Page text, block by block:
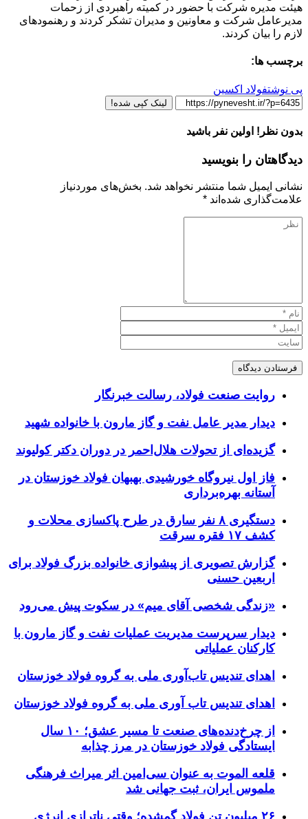
هیئت مدیره شرکت با حضور در کمیته راهبردی از زحمات
مدیرعامل شرکت و معاونین و مدیران تشکر کردند و رهنمودهای
لازم را بیان کردند.
برچسب ها:
پی نوشتفولاد اکسین
لینک کپی شده!
بدون نظر! اولین نفر باشید
دیدگاهتان را بنویسید
نشانی ایمیل شما منتشر نخواهد شد. بخش‌های موردنیاز
علامت‌گذاری شده‌اند *
روایت صنعت فولاد،‌ رسالت خبرنگار
دیدار مدیر عامل نفت و گاز مارون با خانواده شهید
گزیده‌ای از تحولات هلال‌احمر در دوران دکتر کولیوند
فاز اول نیروگاه خورشیدی بهبهان فولاد خوزستان در
آستانه بهره‌برداری
دستگیری ۸ نفر سارق در طرح پاکسازی محلات و
کشف ۱۷ فقره سرقت
گزارش تصویری از پیشوازی خانواده بزرگ فولاد برای
اربعین حسنی
«زندگی شخصی آقای میم» در سکوت پیش می‌رود
دیدار سرپرست مدیریت عملیات نفت و گاز مارون با
کارکنان عملیاتی
اهدای تندیس تاب‌آوری ملی به گروه فولاد خوزستان
اهدای تندیس تاب آوری ملی به گروه فولاد خوزستان
از چرخ‌دنده‌های صنعت تا مسیر عشق؛ ۱۰ سال
ایستادگی فولاد خوزستان در مرز چذابه
قلعه الموت به عنوان سی‌امین اثر میراث‌ فرهنگی
ملموس ایران، ثبت جهانی شد